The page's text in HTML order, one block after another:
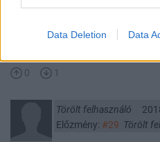
Data Deletion Data
Előzmény:#28
https://24.hu/belfold/2018/02/
0 1
Törölt felhasználó
Előzmény: #29 Törölt